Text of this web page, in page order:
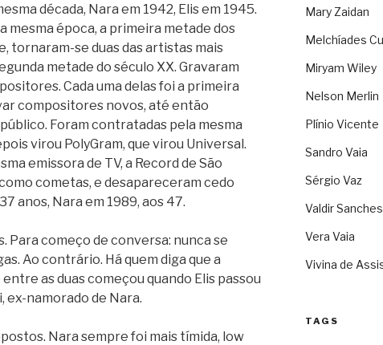
década, Nara em 1942, Elis em 1945.
mesma época, a primeira metade dos
tornaram-se duas das artistas mais
metade do século XX. Gravaram
Cada uma delas foi a primeira
compositores novos, até então
Foram contratadas pela mesma
virou PolyGram, que virou Universal.
emissora de TV, a Record de São
cometas, e desapareceram cedo
anos, Nara em 1989, aos 47.
Para começo de conversa: nunca se
Ao contrário. Há quem diga que a
as duas começou quando Elis passou
ex-namorado de Nara.
Nara sempre foi mais tímida, low
Mary Zaidan
Melchíades
Miryam Wiley
Nelson Merlin
Plínio Vicente
Sandro Vaia
Sérgio Vaz
Valdir Sanches
Vera Vaia
Vivina de
TAGS